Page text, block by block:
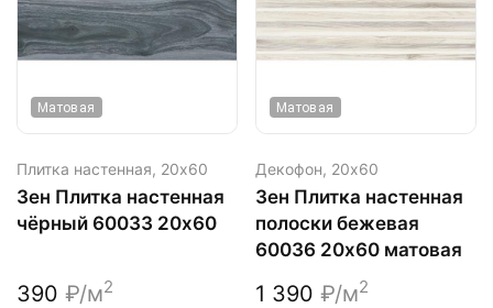
Матовая
Плитка настенная, 20х60
Зен Плитка настенная
чёрный 60033 20х60
390 ₽/м2
Матовая
Декофон, 20х60
Зен Плитка настенная
полоски бежевая
60036 20х60 матовая
1 390 ₽/м2